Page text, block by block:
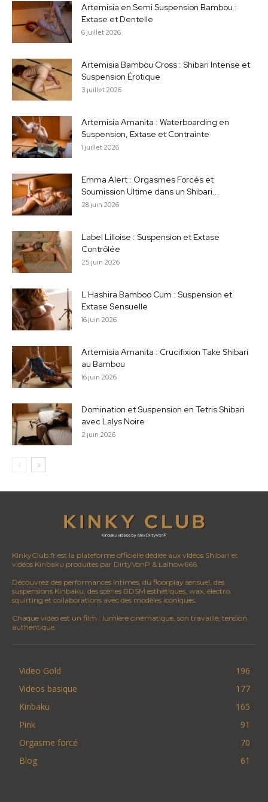
Artemisia en Semi Suspension Bambou :
Extase et Dentelle
6 juillet 2026
Artemisia Bambou Cross : Shibari Intense et
Suspension Érotique
3 juillet 2026
Artemisia Amanita : Waterboarding en
Suspension, Extase et Contrainte
1 juillet 2026
Emma Alert : Orgasmes Forcés et
Soumission Ultime dans un Shibari...
28 juin 2026
Label Lilloise : Suspension et Extase
Contrôlée
25 juin 2026
L Hashira Bamboo Cum : Suspension et
Extase Sensuelle
16 juin 2026
Artemisia Amanita : Crucifixion Take Shibari
au Bambou
16 juin 2026
Domination et Suspension en Tetris Shibari
avec Lalys Noire
2 juin 2026
KinkyClub.fr est la plateforme officielle dédiée aux vidéos Shibari et
vidéos Kinbaku produites par DirtyVonP & Lalhow666.
Découvrez des performances intimes, du floorplay sensuel, des
suspensions Kinbaku, des scènes BDSM esthétiques, wax, électro,
squirting et collaborations avec des modèles iconiques.
Chaque vidéo est un film : lumière cinématique, son travaillé, tension
authentique.
Video Gold
196
Videos basique
177
Kinbaku
165
Pink
91
Orgasme forcé
70
Blog
61